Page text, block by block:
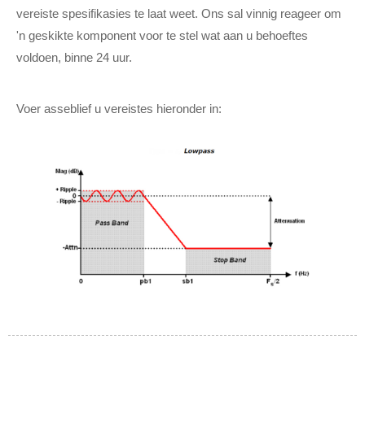
vereiste spesifikasies te laat weet. Ons sal vinnig reageer om
'n geskikte komponent voor te stel wat aan u behoeftes
voldoen, binne 24 uur.
Voer asseblief u vereistes hieronder in: